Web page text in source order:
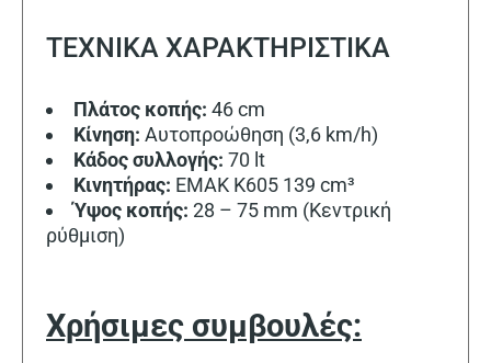
ΤΕΧΝΙΚΑ ΧΑΡΑΚΤΗΡΙΣΤΙΚΑ
Πλάτος κοπής: 46 cm
Κίνηση: Αυτοπροώθηση (3,6 km/h)
Κάδος συλλογής: 70 lt
Κινητήρας: EMAK K605 139 cm³
Ύψος κοπής: 28 – 75 mm (Κεντρική
ρύθμιση)
Χρήσιμες συμβουλές: